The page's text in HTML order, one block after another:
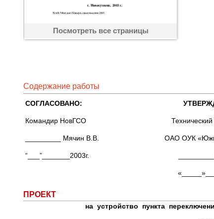
Посмотреть все страницы
Содержание работы
СОГЛАСОВАНО:
Командир НовГСО Технический
_________ Мячин В.В. ОАО ОУК
“___”_______2003г.
«_____»________
ПРОЕКТ
на устройство пункта